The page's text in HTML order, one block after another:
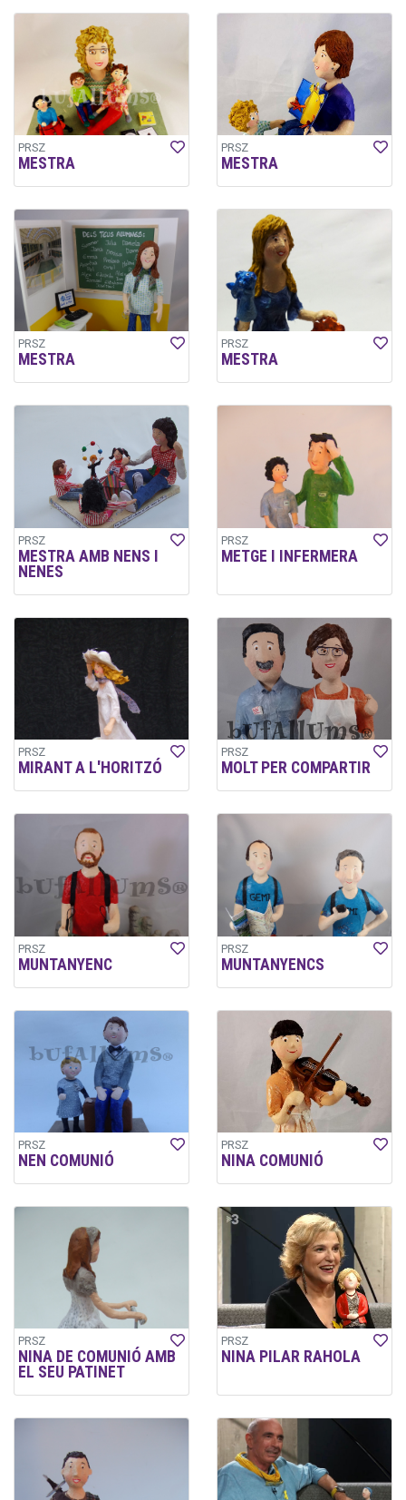
PRSZ
MESTRA
PRSZ
MESTRA
PRSZ
MESTRA
PRSZ
MESTRA
PRSZ
MESTRA AMB NENS I
NENES
PRSZ
METGE I INFERMERA
PRSZ
MIRANT A L'HORITZÓ
PRSZ
MOLT PER COMPARTIR
PRSZ
MUNTANYENC
PRSZ
MUNTANYENCS
PRSZ
NEN COMUNIÓ
PRSZ
NINA COMUNIÓ
PRSZ
NINA DE COMUNIÓ AMB
EL SEU PATINET
PRSZ
NINA PILAR RAHOLA